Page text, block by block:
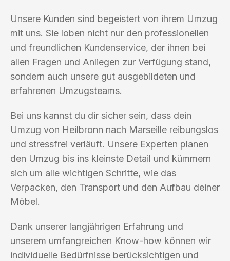
Unsere Kunden sind begeistert von ihrem Umzug
mit uns. Sie loben nicht nur den professionellen
und freundlichen Kundenservice, der ihnen bei
allen Fragen und Anliegen zur Verfügung stand,
sondern auch unsere gut ausgebildeten und
erfahrenen Umzugsteams.
Bei uns kannst du dir sicher sein, dass dein
Umzug von Heilbronn nach Marseille reibungslos
und stressfrei verläuft. Unsere Experten planen
den Umzug bis ins kleinste Detail und kümmern
sich um alle wichtigen Schritte, wie das
Verpacken, den Transport und den Aufbau deiner
Möbel.
Dank unserer langjährigen Erfahrung und
unserem umfangreichen Know-how können wir
individuelle Bedürfnisse berücksichtigen und